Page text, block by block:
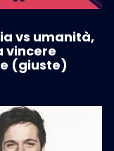
vs umanità,
vincere
(giuste)